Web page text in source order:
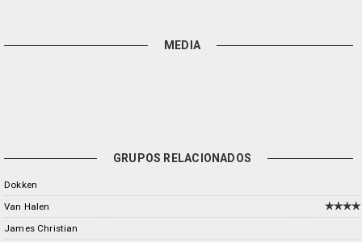
MEDIA
GRUPOS RELACIONADOS
Dokken
Van Halen
James Christian